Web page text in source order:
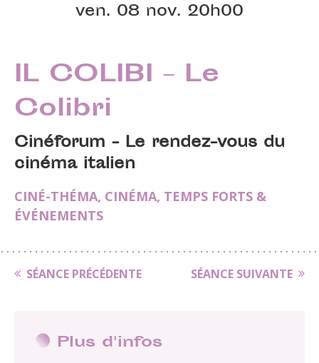
ven. 08 nov. 20h00
IL COLIBI – Le
Colibri
Cinéforum - Le rendez-vous du
cinéma italien
CINÉ-THÉMA, CINÉMA, TEMPS FORTS &
ÉVÉNEMENTS
SÉANCE PRÉCÉDENTE SÉANCE SUIVANTE
Plus d'infos